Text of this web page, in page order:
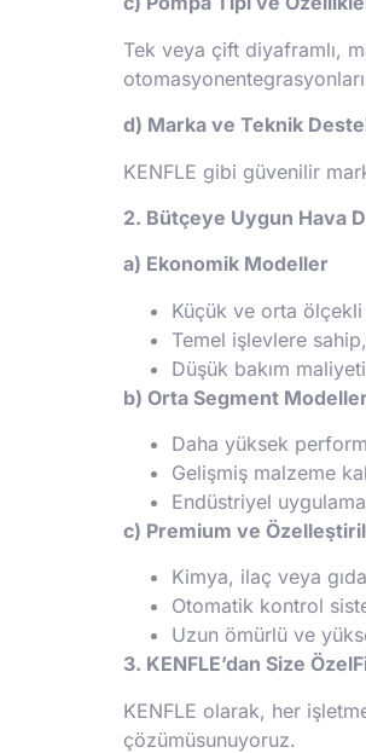
Tek veya çift diyaframlı,
d) Marka ve Teknik
KENFLE gibi güvenilir
2. Bütçeye Uygun Hava
a) Ekonomik Modeller
Küçük ve orta
Temel işlevlere
Düşük bakım
b) Orta Segment
Daha yüksek
Gelişmiş malzeme
Endüstriyel
c) Premium ve
Kimya, ilaç veya
Otomatik kontrol
Uzun ömürlü ve
3. KENFLE’dan Size
KENFLE olarak, her
çözümüsunuyoruz.